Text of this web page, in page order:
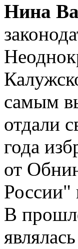
Нина
самым
отдали
года
от
В